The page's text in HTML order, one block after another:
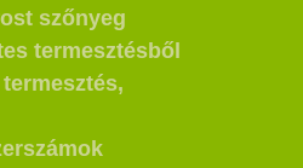
szőnyeg
termesztésből